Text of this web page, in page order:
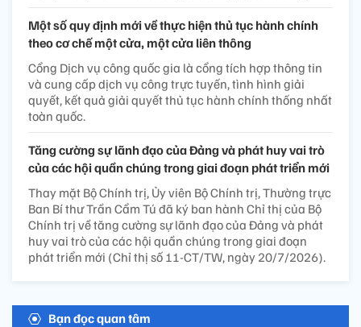
Một số quy định mới về thực hiện thủ tục hành chính
theo cơ chế một cửa, một cửa liên thông
Cổng Dịch vụ công quốc gia là cổng tích hợp thông tin
và cung cấp dịch vụ công trực tuyến, tình hình giải
quyết, kết quả giải quyết thủ tục hành chính thống nhất
toàn quốc.
Tăng cường sự lãnh đạo của Đảng và phát huy vai trò
của các hội quần chúng trong giai đoạn phát triển mới
Thay mặt Bộ Chính trị, Ủy viên Bộ Chính trị, Thường trực
Ban Bí thư Trần Cẩm Tú đã ký ban hành Chỉ thị của Bộ
Chính trị về tăng cường sự lãnh đạo của Đảng và phát
huy vai trò của các hội quần chúng trong giai đoạn
phát triển mới (Chỉ thị số 11-CT/TW, ngày 20/7/2026).
Bạn đọc quan tâm